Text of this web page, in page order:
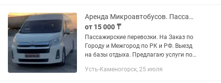
Аренда Микроавтобусов. Пассажирские перевозки. 12-18-20 мест.
от 15 000 ₸
Пассажирские перевозки. На Заказ по
Городу и Межгород по РК и РФ. Выезд
на базы отдыха. Предлагаю услуги по
любая. Пакет документов.
Усть-Каменогорск, 25 июля